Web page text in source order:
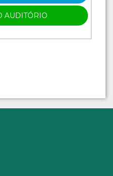
AUDITÓRIO